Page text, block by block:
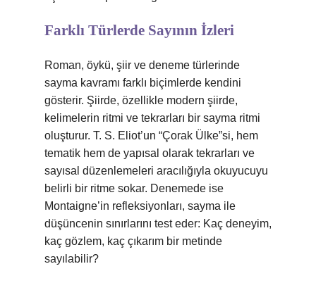
Farklı Türlerde Sayının İzleri
Roman, öykü, şiir ve deneme türlerinde
sayma kavramı farklı biçimlerde kendini
gösterir. Şiirde, özellikle modern şiirde,
kelimelerin ritmi ve tekrarları bir sayma ritmi
oluşturur. T. S. Eliot’un “Çorak Ülke”si, hem
tematik hem de yapısal olarak tekrarları ve
sayısal düzenlemeleri aracılığıyla okuyucuyu
belirli bir ritme sokar. Denemede ise
Montaigne’in refleksiyonları, sayma ile
düşüncenin sınırlarını test eder: Kaç deneyim,
kaç gözlem, kaç çıkarım bir metinde
sayılabilir?